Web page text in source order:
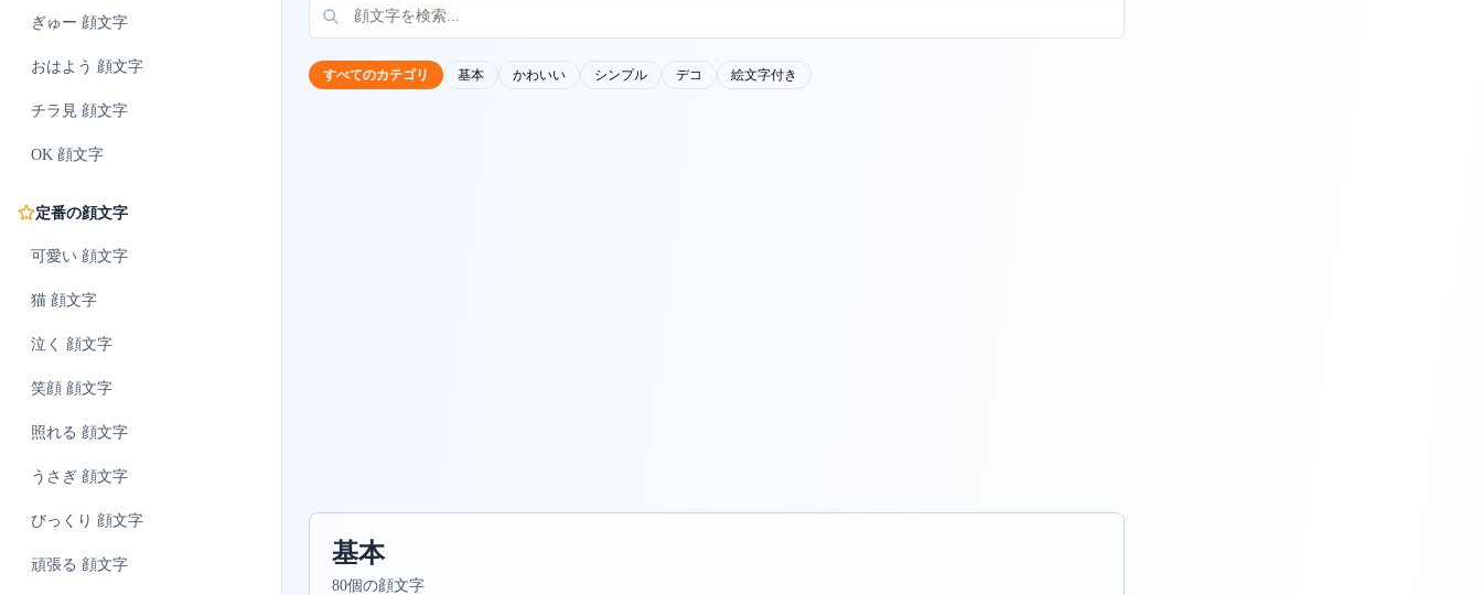
ぎゅー 顔文字
おはよう 顔文字
チラ見 顔文字
OK 顔文字
定番の顔文字
可愛い 顔文字
猫 顔文字
泣く 顔文字
笑顔 顔文字
照れる 顔文字
うさぎ 顔文字
びっくり 顔文字
頑張る 顔文字
すべてのカテゴリ 基本 かわいい シンプル デコ 絵文字付き
基本
80個の顔文字